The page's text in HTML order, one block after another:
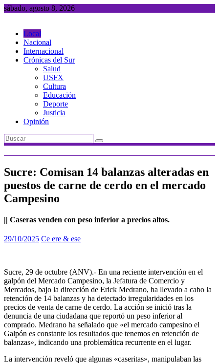
Saltar
sábado, agosto 8, 2026
Local
Nacional
Internacional
Crónicas del Sur
Salud
USFX
Cultura
Educación
Deporte
Justicia
Opinión
Sucre: Comisan 14 balanzas alteradas en
puestos de carne de cerdo en el mercado
Campesino
|| Caseras venden con peso inferior a precios altos.
29/10/2025 Ce ere & ese
Sucre, 29 de octubre (ANV).- En una reciente intervención en el
galpón del Mercado Campesino, la Jefatura de Comercio y
Mercados, bajo la dirección de Erick Medrano, ha llevado a cabo la
retención de 14 balanzas y ha detectado irregularidades en los
precios de venta de carne de cerdo. La acción se inició tras la
denuncia de una ciudadana que reportó un peso inferior al
comprado. Medrano ha señalado que «el mercado campesino el
Galpón es constante los resultados que tenemos en retención de
balanzas», indicando una problemática recurrente en el lugar.
La intervención reveló que algunas «caseritas», manipulaban las